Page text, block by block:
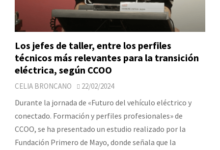
Los jefes de taller, entre los perfiles
técnicos más relevantes para la transición
eléctrica, según CCOO
CELIA BRONCANO 22/02/2024
Durante la jornada de «Futuro del vehículo eléctrico y
conectado. Formación y perfiles profesionales» de
CCOO, se ha presentado un estudio realizado por la
Fundación Primero de Mayo, donde señala que la